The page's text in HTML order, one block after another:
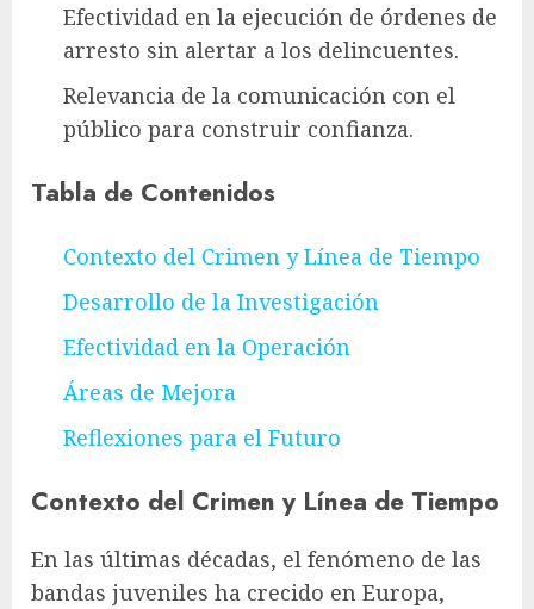
Efectividad en la ejecución de órdenes de
arresto sin alertar a los delincuentes.
Relevancia de la comunicación con el
público para construir confianza.
Tabla de Contenidos
Contexto del Crimen y Línea de Tiempo
Desarrollo de la Investigación
Efectividad en la Operación
Áreas de Mejora
Reflexiones para el Futuro
Contexto del Crimen y Línea de Tiempo
En las últimas décadas, el fenómeno de las
bandas juveniles ha crecido en Europa,